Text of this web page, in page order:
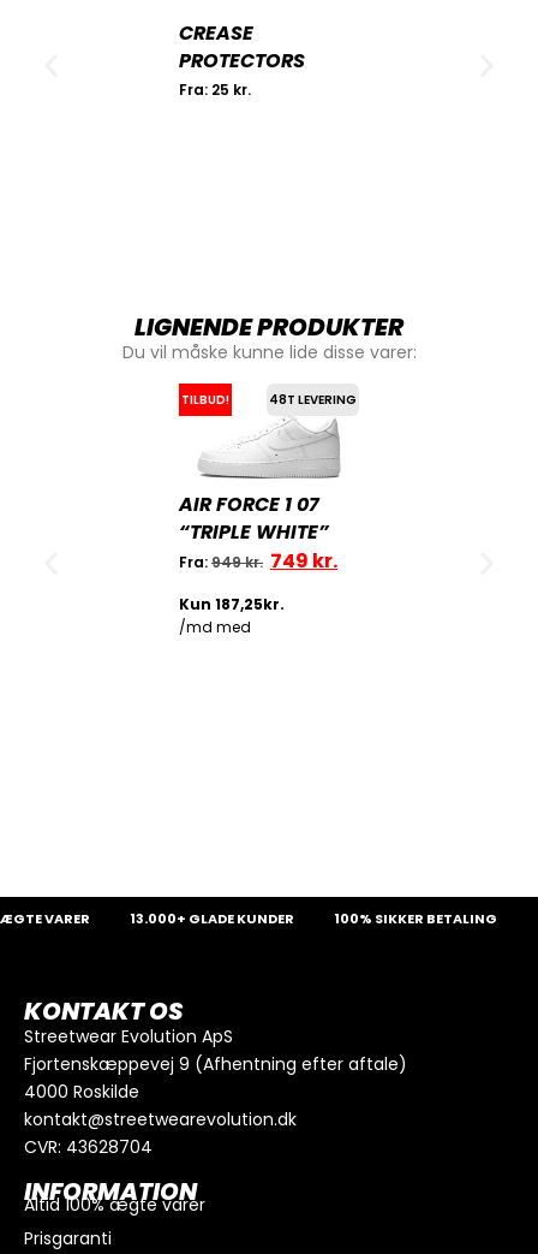
CREASE
PROTECTORS
Fra: 25 kr.
LIGNENDE PRODUKTER
Du vil måske kunne lide disse varer:
TILBUD! 48T LEVERING
AIR FORCE 1 07
“TRIPLE WHITE”
Fra:949kr. 749 kr.
VARER 13.000+ GLADE KUNDER 100% SIKKER BETALING
KONTAKT OS
Streetwear Evolution ApS
Fjortenskæppevej 9 (Afhentning efter aftale)
4000 Roskilde
kontakt@streetwearevolution.dk
CVR: 43628704
INFORMATION
Altid 100% ægte varer
Prisgaranti